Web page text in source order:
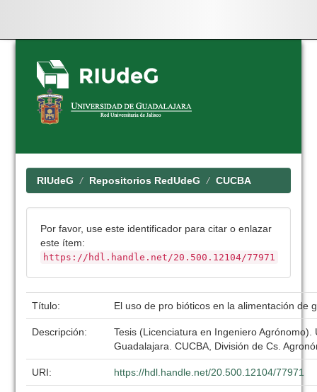
Skip
navigation
RIUdeG Repositorios RedUdeG CUCBA
Por favor, use este identificador para citar o enlazar
este ítem:
https://hdl.handle.net/20.500.12104/77971
Título: El uso de pro bióticos en la alimentación de
Descripción:
Tesis (Licenciatura en Ingeniero Agrónomo).
Guadalajara. CUCBA, División de Cs.
URI: https://hdl.handle.net/20.500.12104/77971